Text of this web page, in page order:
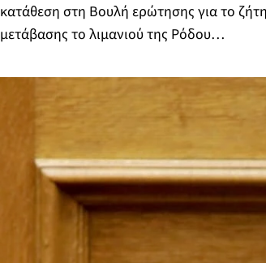
κατάθεση στη Βουλή ερώτησης για το
μετάβασης το λιμανιού της Ρόδου…